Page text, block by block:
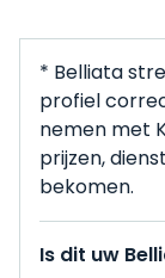
* Belliata
profiel
nemen met
prijzen,
bekomen.
Is dit uw